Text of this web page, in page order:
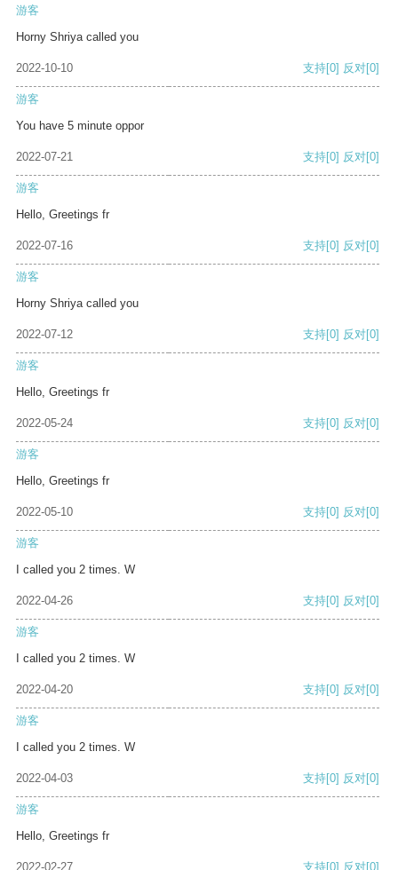
游客
Horny Shriya called you
2022-10-10 支持[0] 反对[0]
游客
You have 5 minute oppor
2022-07-21 支持[0] 反对[0]
游客
Hello, Greetings fr
2022-07-16 支持[0] 反对[0]
游客
Horny Shriya called you
2022-07-12 支持[0] 反对[0]
游客
Hello, Greetings fr
2022-05-24 支持[0] 反对[0]
游客
Hello, Greetings fr
2022-05-10 支持[0] 反对[0]
游客
I called you 2 times. W
2022-04-26 支持[0] 反对[0]
游客
I called you 2 times. W
2022-04-20 支持[0] 反对[0]
游客
I called you 2 times. W
2022-04-03 支持[0] 反对[0]
游客
Hello, Greetings fr
2022-02-27 支持[0] 反对[0]